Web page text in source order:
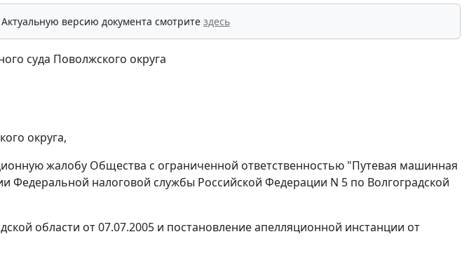
Актуальную версию документа смотрите здесь
суда Поволжского округа
округа,
жалобу Общества с ограниченной ответственностью "Путевая машинная
Федеральной налоговой службы Российской Федерации N 5 по Волгоградской
области от 07.07.2005 и постановление апелляционной инстанции от